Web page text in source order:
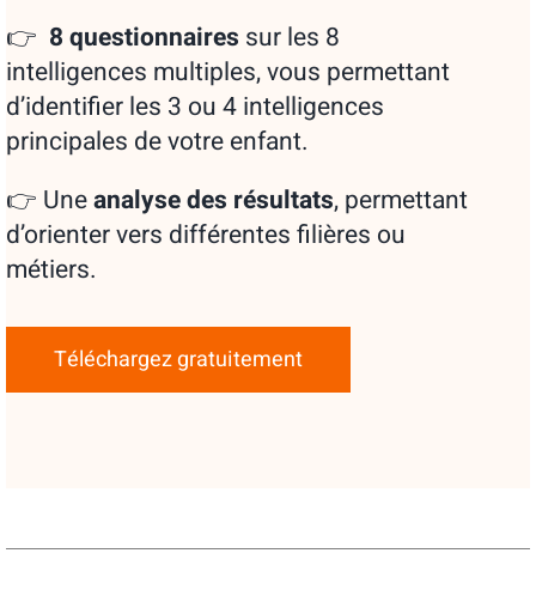
👉 8 questionnaires sur les 8
intelligences multiples, vous permettant
d’identifier les 3 ou 4 intelligences
principales de votre enfant.
👉 Uneanalyse des résultats, permettant
d’orienter vers différentes filières ou
métiers.
Téléchargez gratuitement